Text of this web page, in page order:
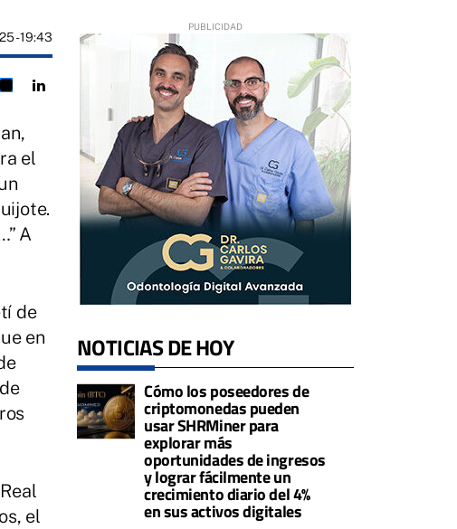
- 19:43
el
A
de
en
el
NOTICIAS DE HOY
Cómo los poseedores de
criptomonedas pueden
usar SHRMiner para
explorar más
oportunidades de ingresos
y lograr fácilmente un
crecimiento diario del 4%
en sus activos digitales